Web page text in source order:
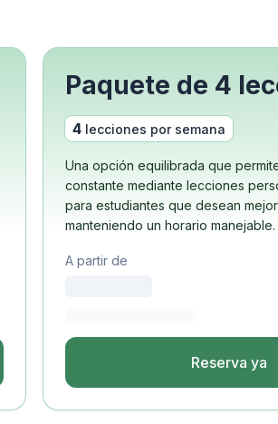
DELE
SIELE
surf en grupo
Paquete de 4
4 lecciones por semana
Una opción equilibrada que
constante mediante lecciones
para estudiantes que desean
manteniendo un horario manejable.
A partir de
Reserva ya